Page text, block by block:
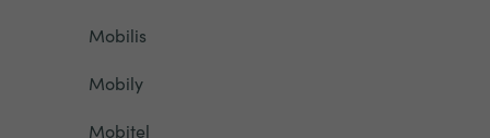
Mobilis
Mobily
Mobitel